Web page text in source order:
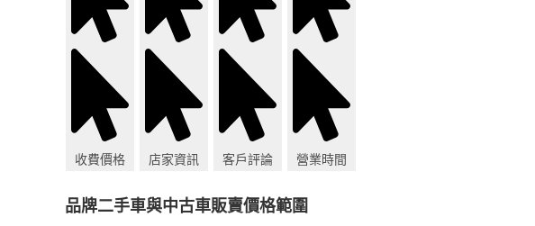
收費價格 店家資訊 客戶評論 營業時間
品牌二手車與中古車販賣價格範圍